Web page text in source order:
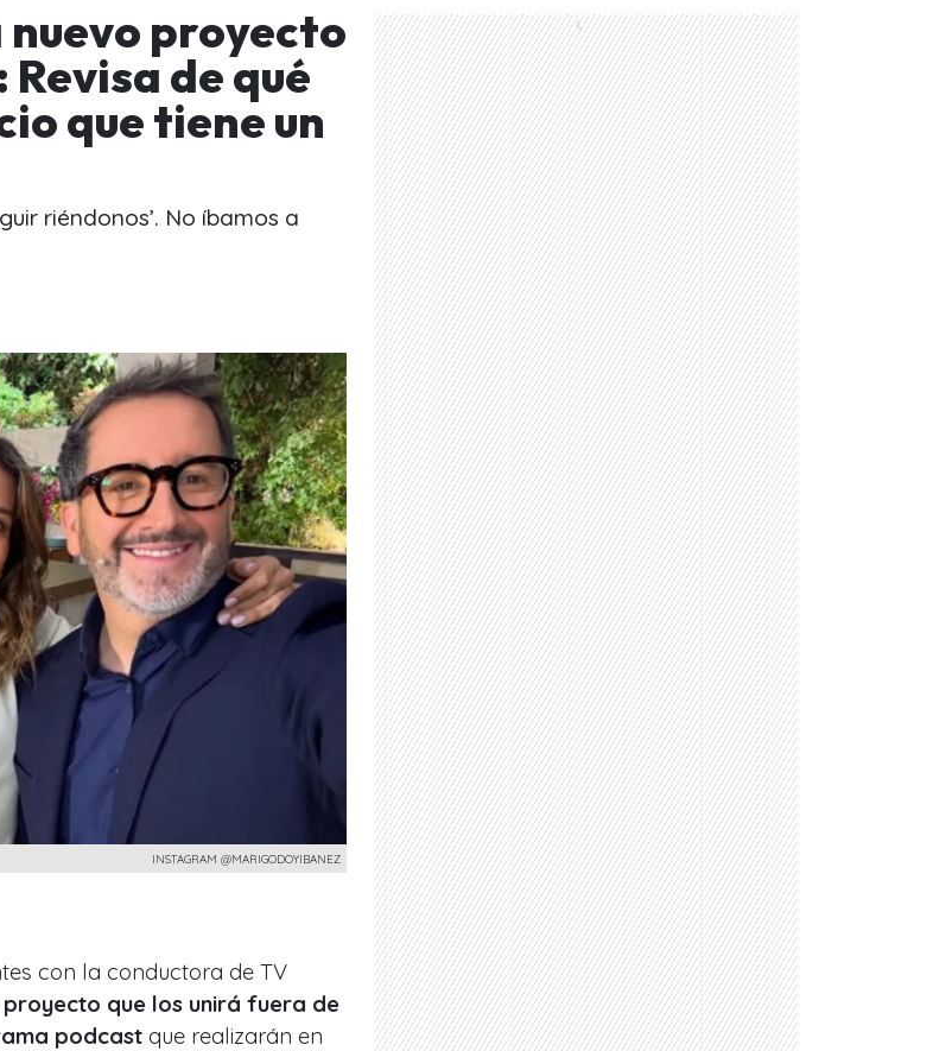
proyecto
de qué
que tiene un
riéndonos’. No íbamos a
INSTAGRAM @MARIGODOYIBANEZ
con la conductora de TV
proyecto que los unirá fuera de
podcast que realizarán en